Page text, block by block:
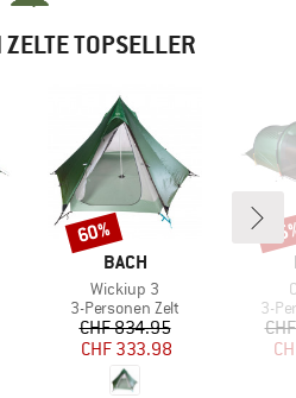
TOPSELLER
Preis
MARKE
BACH
Artikel
Wickiup 3
Produktgruppe
3-Personen Zelt
Preis
CHF 834.95reduzierter Preis
CHF 333.98
Rabatt
60%
3-